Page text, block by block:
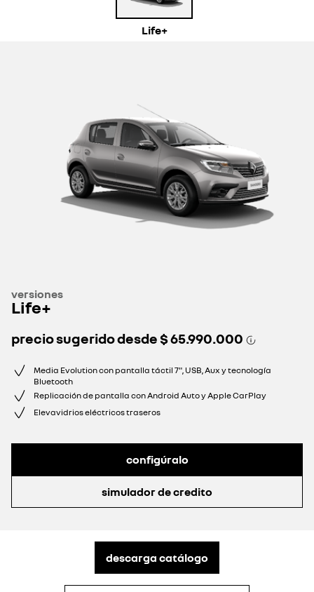
Life+
versiones
Life+
precio sugerido desde$ 65.990.000
Media Evolution con pantalla táctil 7", USB, Aux y tecnología
Bluetooth
Replicación de pantalla con Android Auto y Apple CarPlay
Elevavidrios eléctricos traseros
configúralo
simulador de credito
descarga catálogo